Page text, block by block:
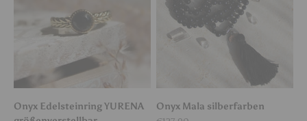
Onyx Edelsteinring YURENA
Onyx Mala silberfarben